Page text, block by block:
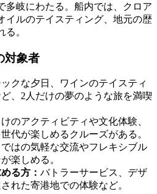
多岐にわたる。船内では、クロア
イルのテイスティング、地元の歴
。
対象者
クな夕日、ワインのテイスティ
、2人だけの夢のような旅を満喫
のアクティビティや文化体験、
代が楽しめるクルーズがある。
はの気軽な交流やフレキシブル
楽しめる。
る方： バトラーサービス、デザ
れた寄港地での体験など。